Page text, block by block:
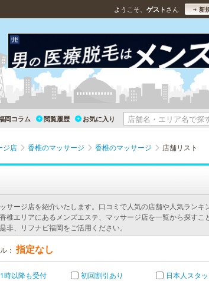
ようこそ、 ゲスト さん 新
岡コラム 閲覧履歴 お気に入り
ジ店 香椎のマッサージ 香椎のマッサージ 店舗リスト
サージ店を紹介いたします。口コミで人気の店舗や人気ランキ
椎エリアにあるメンズエステ、マッサージ店を一覧から探すこ
、リフナビ福岡をご活用ください。
： 指定なし
時以降も受付 初回割引あり 日本人スタ